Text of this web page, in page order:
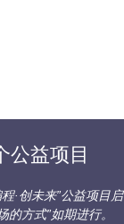
公益项目
·创未来”公益项目启
方式”如期进行。